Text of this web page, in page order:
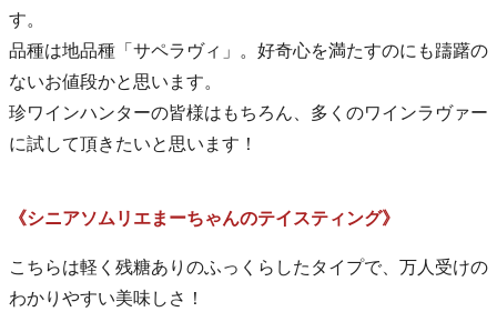
す。
品種は地品種「サペラヴィ」。好奇心を満たすのにも躊躇の
ないお値段かと思います。
珍ワインハンターの皆様はもちろん、多くのワインラヴァー
に試して頂きたいと思います！
《シニアソムリエまーちゃんのテイスティング》
こちらは軽く残糖ありのふっくらしたタイプで、万人受けの
わかりやすい美味しさ！